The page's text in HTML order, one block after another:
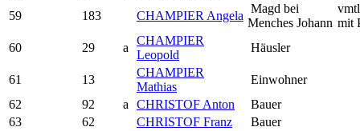
59
183 CHAMPIER Angela
Magd bei
Menches Johann mit
60
29 a
CHAMPIER
Leopold
Häusler
61 13
CHAMPIER
Mathias
Einwohner
62
92 a CHRISTOF Anton
Bauer
63
62 CHRISTOF Franz
Bauer